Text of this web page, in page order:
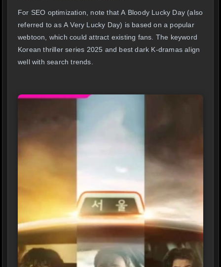
For SEO optimization, note that A Bloody Lucky Day (also
referred to as A Very Lucky Day) is based on a popular
webtoon, which could attract existing fans. The keyword
Korean thriller series 2025 and best dark K-dramas align
well with search trends.